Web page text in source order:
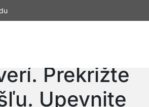
cez bočný
Prekrižte
Upevnite